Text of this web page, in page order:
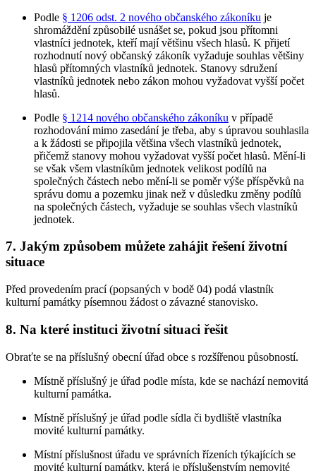
Podle § 1206 odst. 2 nového občanského zákoníku je
shromáždění způsobilé usnášet se, pokud jsou přítomni
vlastníci jednotek, kteří mají většinu všech hlasů. K přijetí
rozhodnutí nový občanský zákoník vyžaduje souhlas většiny
hlasů přítomných vlastníků jednotek. Stanovy sdružení
vlastníků jednotek nebo zákon mohou vyžadovat vyšší počet
hlasů.
Podle § 1214 nového občanského zákoníku v případě
rozhodování mimo zasedání je třeba, aby s úpravou souhlasila
a k žádosti se připojila většina všech vlastníků jednotek,
přičemž stanovy mohou vyžadovat vyšší počet hlasů. Mění-li
se však všem vlastníkům jednotek velikost podílů na
společných částech nebo mění-li se poměr výše příspěvků na
správu domu a pozemku jinak než v důsledku změny podílů
na společných částech, vyžaduje se souhlas všech vlastníků
jednotek.
7. Jakým způsobem můžete zahájit řešení životní
situace
Před provedením prací (popsaných v bodě 04) podá vlastník
kulturní památky písemnou žádost o závazné stanovisko.
8. Na které instituci životní situaci řešit
Obraťte se na příslušný obecní úřad obce s rozšířenou působností.
Místně příslušný je úřad podle místa, kde se nachází nemovitá
kulturní památka.
Místně příslušný je úřad podle sídla či bydliště vlastníka
movité kulturní památky.
Místní příslušnost úřadu ve správních řízeních týkajících se
movité kulturní památky, která je příslušenstvím nemovité